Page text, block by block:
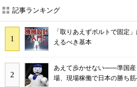
記事ランキング
「取りあえずボルトで固定
えるべき基本
あえて歩かせない――準国産
場、現場稼働で日本の勝ち